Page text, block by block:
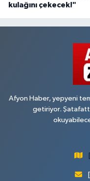
kulağını çekecek!"
Afyon Haber, yepyeni
getiriyor.